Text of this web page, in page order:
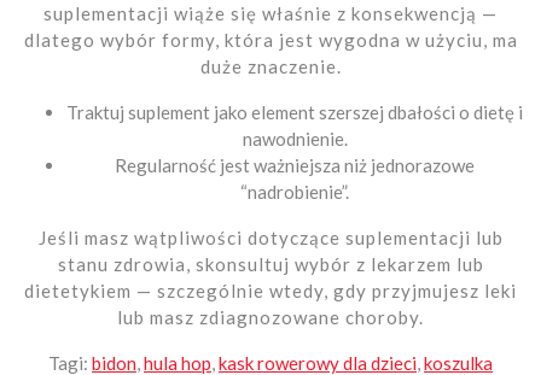
suplementacji wiąże się właśnie z konsekwencją —
dlatego wybór formy, która jest wygodna w użyciu, ma
duże znaczenie.
Traktuj suplement jako element szerszej dbałości o dietę i
nawodnienie.
Regularność jest ważniejsza niż jednorazowe
“nadrobienie”.
Jeśli masz wątpliwości dotyczące suplementacji lub
stanu zdrowia, skonsultuj wybór z lekarzem lub
dietetykiem — szczególnie wtedy, gdy przyjmujesz leki
lub masz zdiagnozowane choroby.
Tagi: bidon hula hop kask rowerowy dla dzieci koszulka